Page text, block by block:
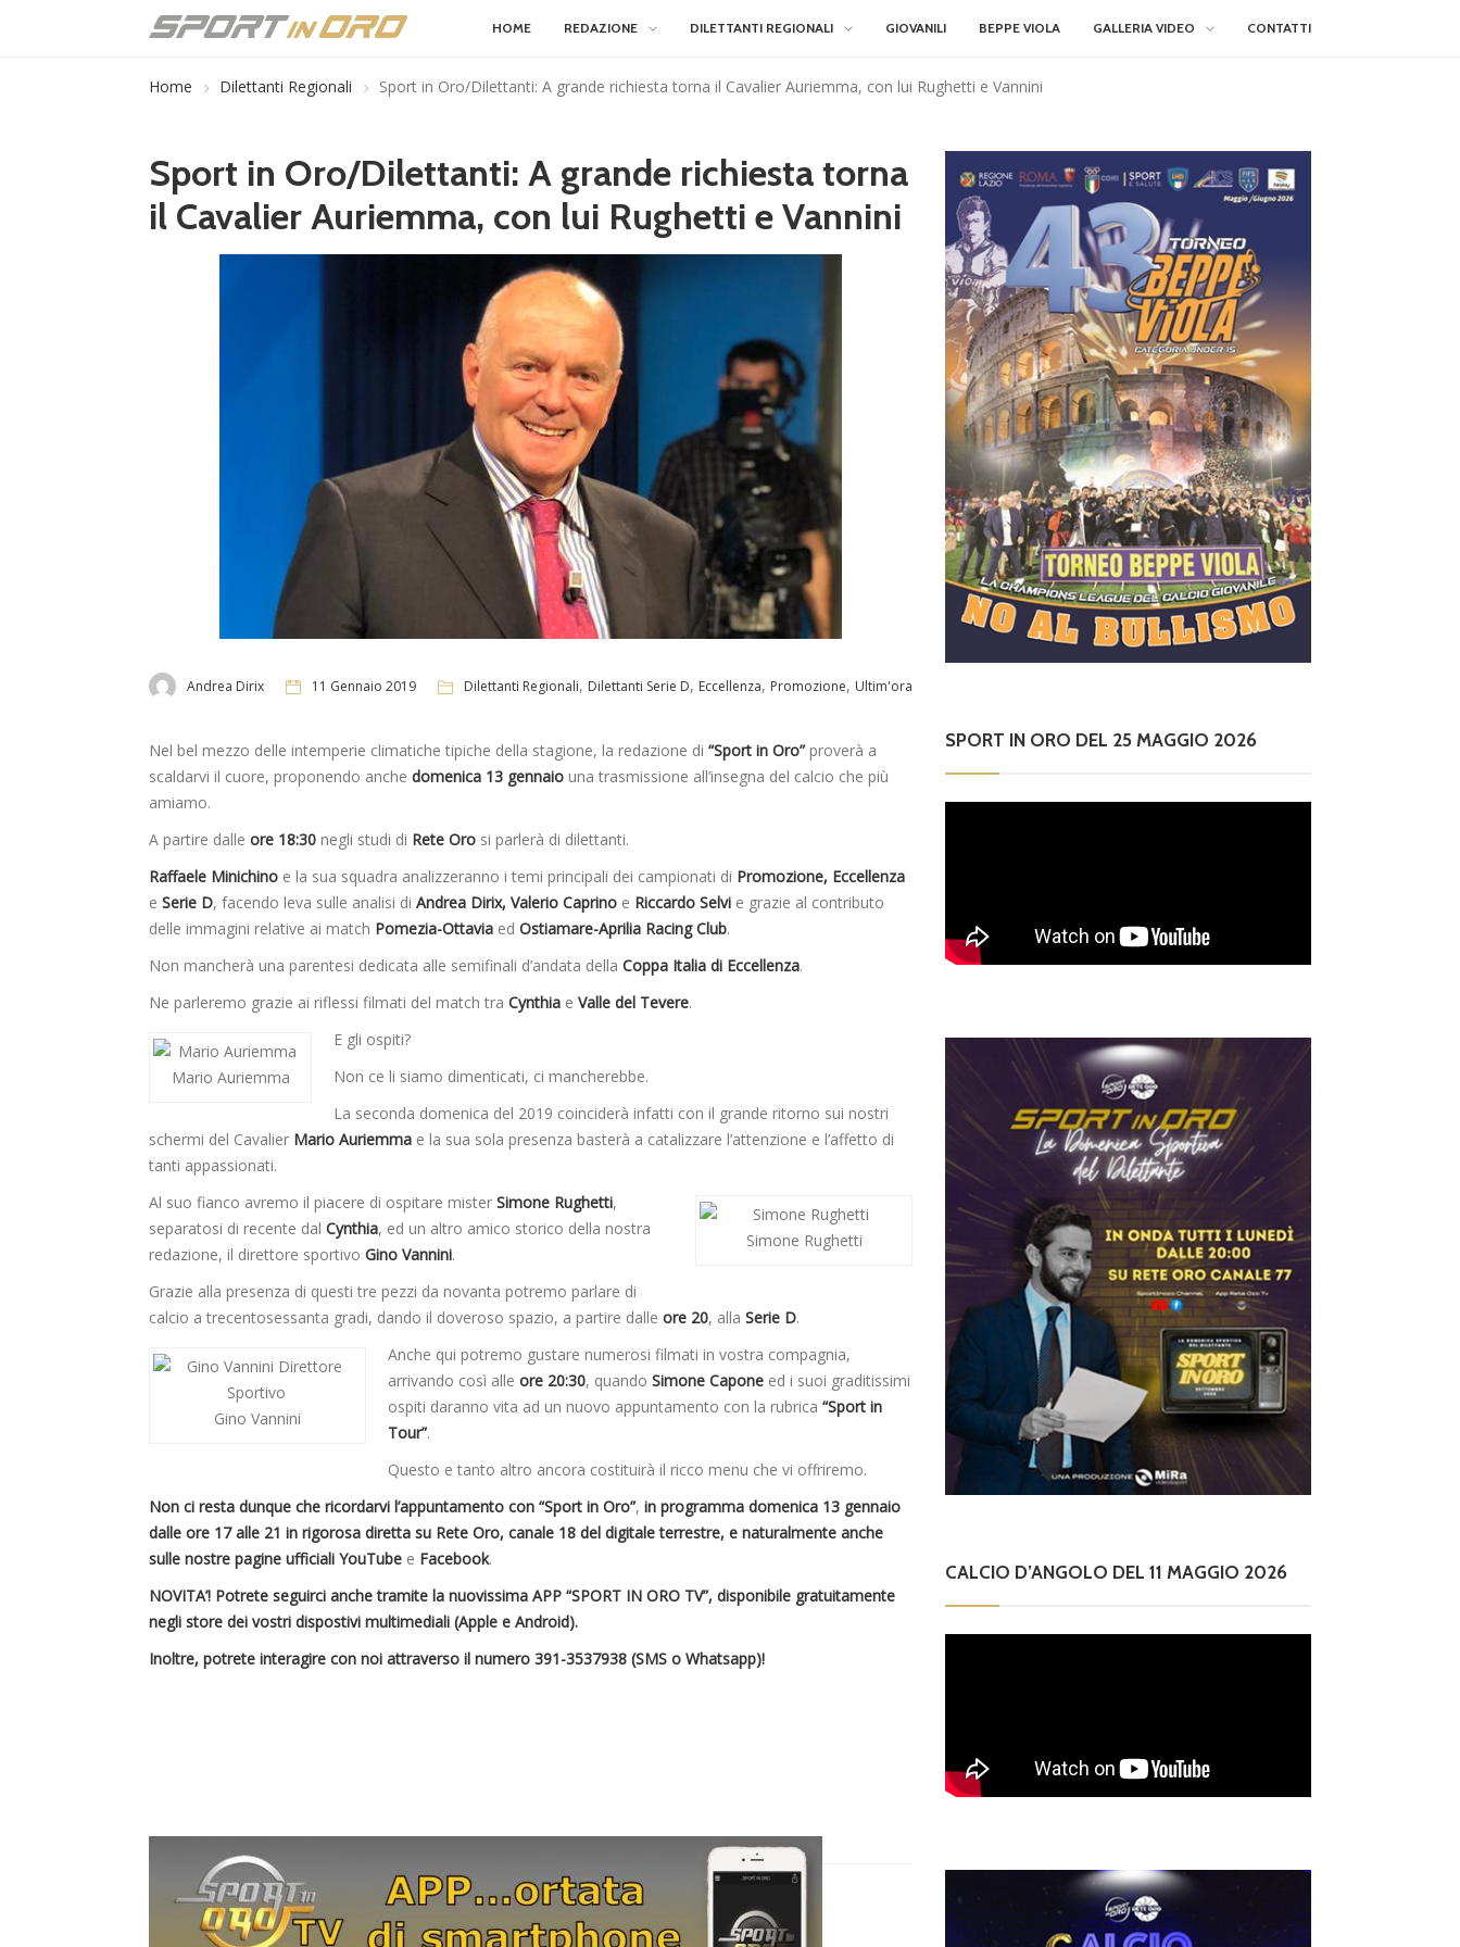
HOME REDAZIONE DILETTANTI REGIONALI GIOVANILI BEPPE VIOLA GALLERIA VIDEO CONTATTI
Home Dilettanti Regionali Sport in Oro/Dilettanti: A grande richiesta torna il Cavalier Auriemma, con lui Rughetti e Vannini
Sport in Oro/Dilettanti: A grande richiesta torna
il Cavalier Auriemma, con lui Rughetti e Vannini
Andrea Dirix 11 Gennaio 2019 Dilettanti Regionali, Dilettanti Serie D, Eccellenza, Promozione, Ultim'ora
Nel bel mezzo delle intemperie climatiche tipiche della stagione, la redazione di “Sport in Oro” proverà a
scaldarvi il cuore, proponendo anche domenica 13 gennaio una trasmissione all’insegna del calcio che più
amiamo.
A partire dalle ore 18:30 negli studi di Rete Oro si parlerà di dilettanti.
Raffaele Minichino e la sua squadra analizzeranno i temi principali dei campionati di Promozione, Eccellenza
e Serie D, facendo leva sulle analisi di Andrea Dirix, Valerio Caprino e Riccardo Selvi e grazie al contributo
delle immagini relative ai match Pomezia-Ottavia ed Ostiamare-Aprilia Racing Club.
Non mancherà una parentesi dedicata alle semifinali d’andata della Coppa Italia di Eccellenza.
Ne parleremo grazie ai riflessi filmati del match tra Cynthia e Valle del Tevere.
Mario Auriemma
E gli ospiti?
Non ce li siamo dimenticati, ci mancherebbe.
La seconda domenica del 2019 coinciderà infatti con il grande ritorno sui nostri
schermi del Cavalier Mario Auriemma e la sua sola presenza basterà a catalizzare l’attenzione e l’affetto di
tanti appassionati.
Simone Rughetti
Al suo fianco avremo il piacere di ospitare mister Simone Rughetti,
separatosi di recente dal Cynthia, ed un altro amico storico della nostra
redazione, il direttore sportivo Gino Vannini.
Grazie alla presenza di questi tre pezzi da novanta potremo parlare di
calcio a trecentosessanta gradi, dando il doveroso spazio, a partire dalle ore 20, alla Serie D.
Gino Vannini
Anche qui potremo gustare numerosi filmati in vostra compagnia,
arrivando così alle ore 20:30, quando Simone Capone ed i suoi graditissimi
ospiti daranno vita ad un nuovo appuntamento con la rubrica “Sport in
Tour”.
Questo e tanto altro ancora costituirà il ricco menu che vi offriremo.
Non ci resta dunque che ricordarvi l’appuntamento con “Sport in Oro”, in programma domenica 13 gennaio
dalle ore 17 alle 21 in rigorosa diretta su Rete Oro, canale 18 del digitale terrestre, e naturalmente anche
sulle nostre pagine ufficiali YouTube e Facebook.
NOVITA’! Potrete seguirci anche tramite la nuovissima APP “SPORT IN ORO TV”, disponibile gratuitamente
negli store dei vostri dispostivi multimediali (Apple e Android).
Inoltre, potrete interagire con noi attraverso il numero 391-3537938 (SMS o Whatsapp)!
SPORT IN ORO DEL 25 MAGGIO 2026
CALCIO D’ANGOLO DEL 11 MAGGIO 2026